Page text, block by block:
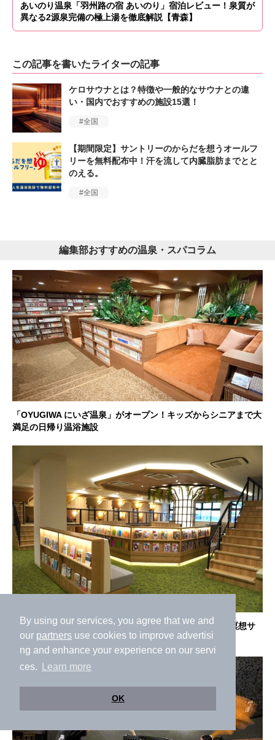
By using our services, you agree that we and
our partners use cookies to improve advertisi
ng and enhance your experience on our servi
ces.
Learn more
OK
あいのり温泉「羽州路の宿 あいのり」宿泊レビュー！泉質が
異なる2源泉完備の極上湯を徹底解説【青森】
この記事を書いたライターの記事
ケロサウナとは？特徴や一般的なサウナとの違
い・国内でおすすめの施設15選！
全国
【期間限定】サントリーのからだを想うオールフ
リーを無料配布中！汗を流して内臓脂肪までとと
のえる。
全国
編集部おすすめの温泉・スパコラム
「OYUGIWA にいざ温泉」がオープン！キッズからシニアまで大
満足の日帰り温浴施設
「鶴見緑地湯元水春」がリニューアル！岩盤LOUNGEや瞑想サ
ウナで一日ゆっくり満喫できる施設に